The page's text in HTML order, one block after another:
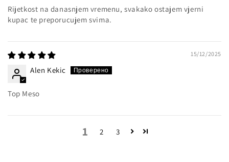
Rijetkost na danasnjem vremenu, svakako ostajem vjerni
kupac te preporucujem svima.
15/12/2025
Alen Kekic
Top Meso
1 2 3